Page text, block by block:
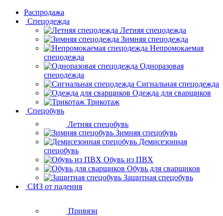
Распродажа
Спецодежда
Летняя спецодежда
Зимняя спецодежда
Непромокаемая
спецодежда
Одноразовая
спецодежда
Сигнальная спецодежда
Одежда для сварщиков
Трикотаж
Спецобувь
Летняя спецобувь
Зимняя спецобувь
Демисезонная
спецобувь
Обувь из ПВХ
Обувь для сварщиков
Защитная спецобувь
СИЗ от падения
Привязи